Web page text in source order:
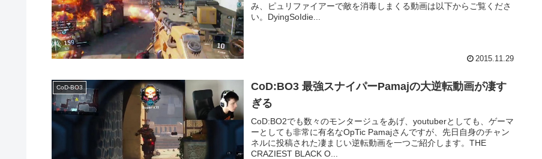
み、ピュリファイアーで敵を消毒しまくる動画は以下からご覧くださ
い。DyingSoIdie...
2015.11.29
CoD-BO3
CoD:BO3 最強スナイパーPamajの大逆転動画が凄す
ぎる
CoD:BO2でも数々のモンタージュをあげ、youtuberとしても、ゲーマ
ーとしても非常に有名なOpTic Pamajさんですが、先日自身のチャン
ネルに投稿された凄まじい逆転動画を一つご紹介します。THE
CRAZIEST BLACK O...